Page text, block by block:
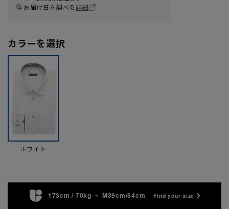
お届け日を調べる詳細
カラーを選択
ホワイト
173cm / 70kg M39cm/84cm Find your size